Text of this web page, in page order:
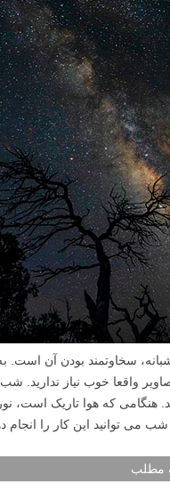
سخاوتمند بودن آن است.
واقعا خوب نیاز ندارید.
هنگامی که هوا تاریک است،
می توانید این کار را انجام
مطلب